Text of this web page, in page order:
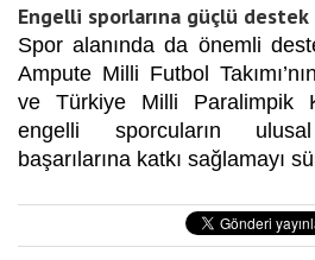
Engelli sporlarına güçlü destek
Spor alanında da önemli
Ampute Milli Futbol
ve Türkiye Milli Paralimpik
engelli sporcuların
başarılarına katkı sağlamayı